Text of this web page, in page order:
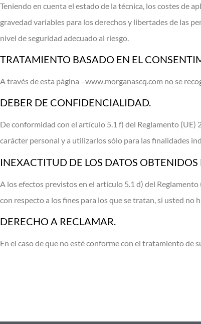
Teniendo en cuenta el estado de la técnica, los costes de
gravedad variables para los derechos y libertades de las
nivel de seguridad adecuado al riesgo.
TRATAMIENTO BASADO EN EL
A través de esta página –www.morganascq.com no se
DEBER DE CONFIDENCIALIDAD.
De conformidad con el artículo 5.1 f) del Reglamento
carácter personal y a utilizarlos sólo para las finalidades
INEXACTITUD DE LOS DATOS
A los efectos previstos en el artículo 5.1 d) del
con respecto a los fines para los que se tratan, si usted no
DERECHO A RECLAMAR.
En el caso de que no esté conforme con el tratamiento